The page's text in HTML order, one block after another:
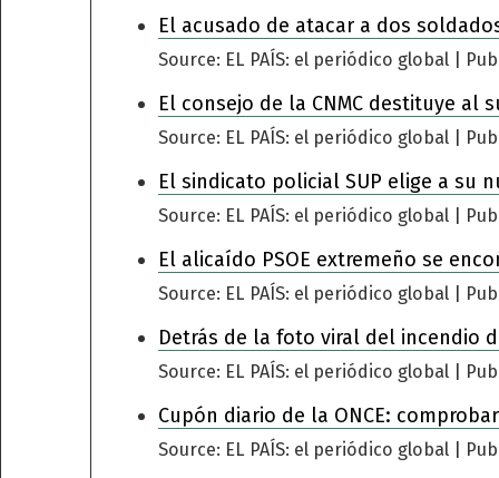
El acusado de atacar a dos
Source: EL PAÍS: el periódico global
El consejo de la CNMC destituye
Source: EL PAÍS: el periódico global
El sindicato policial SUP elige a su
Source: EL PAÍS: el periódico global
El alicaído PSOE extremeño se
Source: EL PAÍS: el periódico global
Detrás de la foto viral del incendio
Source: EL PAÍS: el periódico global
Cupón diario de la ONCE:
Source: EL PAÍS: el periódico global